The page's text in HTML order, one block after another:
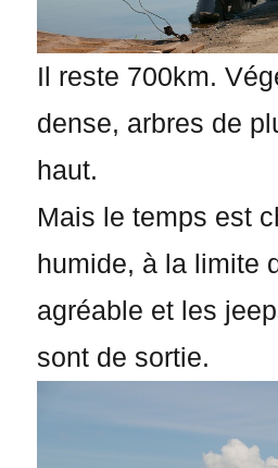
Il reste 700km.
dense, arbres de
haut.
Mais le temps est
humide, à la limite
agréable et les
sont de sortie.